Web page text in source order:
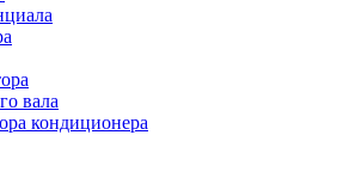
вала
кондиционера